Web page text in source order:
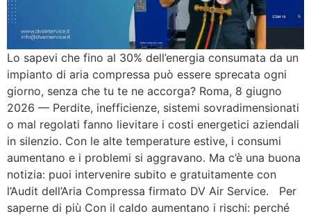
Lo sapevi che fino al 30% dell’energia consumata da un
impianto di aria compressa può essere sprecata ogni
giorno, senza che tu te ne accorga? Roma, 8 giugno
2026 — Perdite, inefficienze, sistemi sovradimensionati
o mal regolati fanno lievitare i costi energetici aziendali
in silenzio. Con le alte temperature estive, i consumi
aumentano e i problemi si aggravano. Ma c’è una buona
notizia: puoi intervenire subito e gratuitamente con
l’Audit dell’Aria Compressa firmato DV Air Service. Per
saperne di più Con il caldo aumentano i rischi: perché